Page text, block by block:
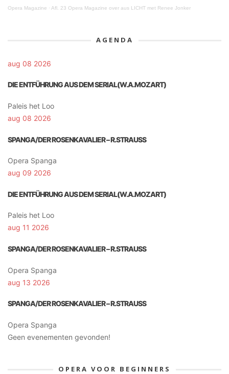
Opera Magazine · Afl. 23 Opera Magazine over aus LICHT met Renee Jonker
AGENDA
aug 08 2026
DIE ENTFÜHRUNG AUS DEM SERIAL(W.A.MOZART)
Paleis het Loo
aug 08 2026
SPANGA/DER ROSENKAVALIER – R.STRAUSS
Opera Spanga
aug 09 2026
DIE ENTFÜHRUNG AUS DEM SERIAL(W.A.MOZART)
Paleis het Loo
aug 11 2026
SPANGA/DER ROSENKAVALIER – R.STRAUSS
Opera Spanga
aug 13 2026
SPANGA/DER ROSENKAVALIER – R.STRAUSS
Opera Spanga
Geen evenementen gevonden!
OPERA VOOR BEGINNERS